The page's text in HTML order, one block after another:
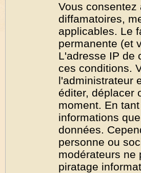
Vous
diffamatoires,
applicables. Le
permanente (et
L'adresse IP de
ces conditions.
l'administrateur
éditer, déplacer
moment. En
informations
données.
personne ou
modérateurs ne
piratage